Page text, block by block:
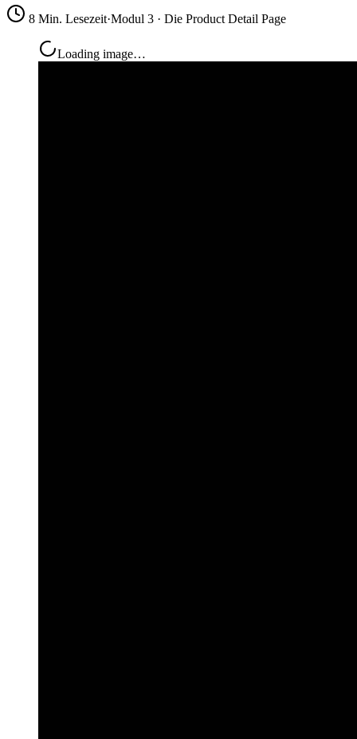
8 Min. Lesezeit·Modul 3 · Die Product Detail Page
Loading image…